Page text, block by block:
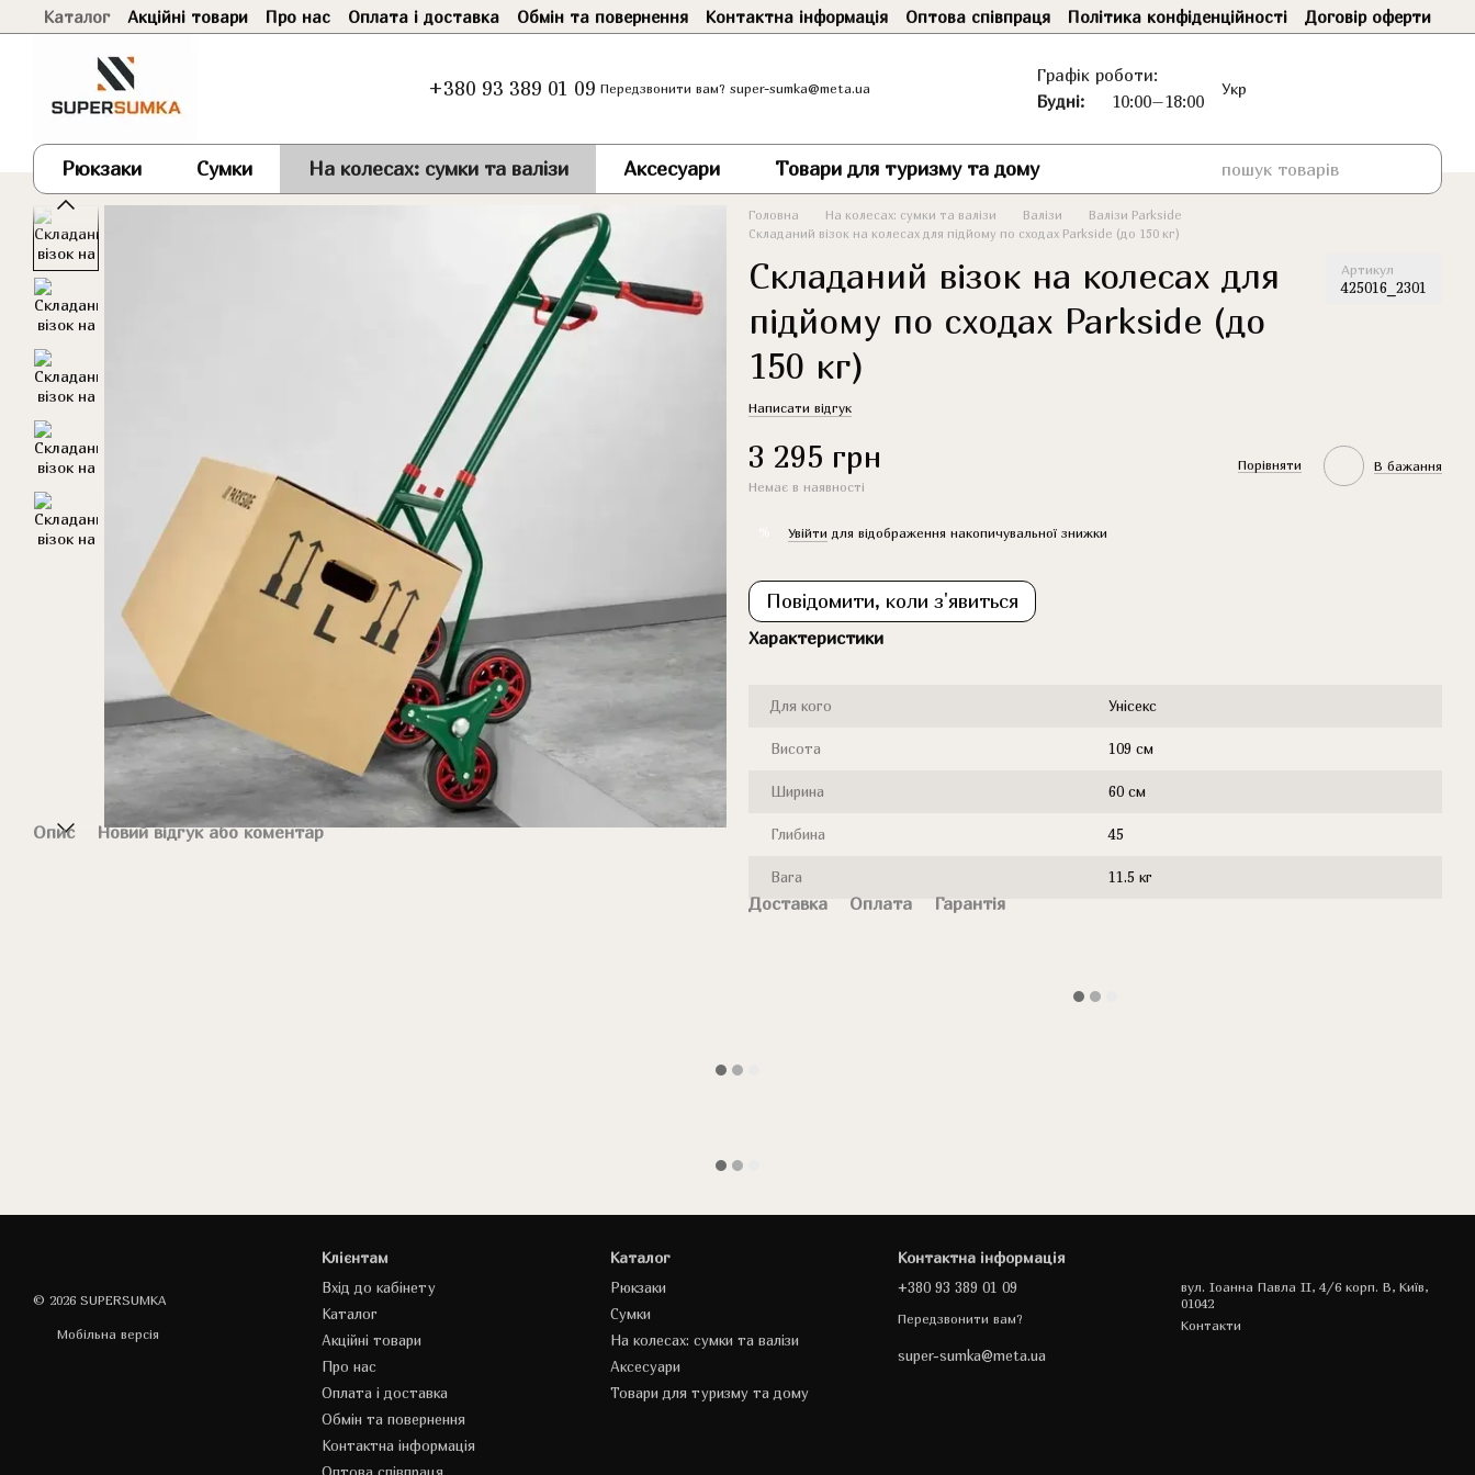
Перейти до основного контенту
Каталог Акційні товари Про нас Оплата і доставка Обмін та повернення Контактна інформація Оптова співпраця Політика конфіденційності Договір оферти
+380 93 389 01 09 Передзвонити вам? super-sumka@meta.ua
Графік роботи:
Будні:
10:00–18:00
Укр
Рюкзаки Сумки На колесах: сумки та валізи Аксесуари Товари для туризму та дому
Опис Новий відгук або коментар
Головна На колесах: сумки та валізи Валізи
Валізи Parkside
Складаний візок на колесах для підйому по сходах Parkside (до 150 кг)
Складаний візок на колесах для
підйому по сходах Parkside (до
150 кг)
Артикул
425016_2301
Написати відгук
3 295 грн
Немає в наявності
Порівняти В бажання
Увійти для відображення накопичувальної знижки
Повідомити, коли з'явиться
Характеристики
Для кого Унісекс
Висота 109 см
Ширина 60 см
Глибина 45
Вага 11.5 кг
Доставка Оплата Гарантія
© 2026 SUPERSUMKA
Мобільна версія
Клієнтам
Вхід до кабінету
Каталог
Акційні товари
Про нас
Оплата і доставка
Обмін та повернення
Контактна інформація
Каталог
Рюкзаки
Сумки
На колесах: сумки та валізи
Аксесуари
Товари для туризму та дому
Контактна інформація
+380 93 389 01 09
Передзвонити вам?
super-sumka@meta.ua
вул. Іоанна Павла II, 4/6 корп. В, Київ,
01042
Контакти